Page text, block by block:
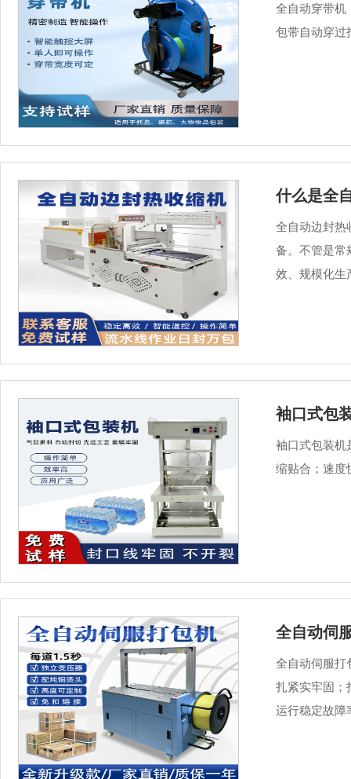
全自动穿带机
包带自动穿过
什么是全
全自动边封热
备。不管是常
效、规模化生
袖口式包
袖口式包装机
缩贴合；速度
全自动伺
全自动伺服打
扎紧实牢固；
运行稳定故障